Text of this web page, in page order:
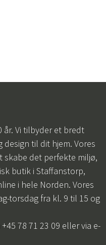
år. Vi tilbyder et bredt
til dit hjem. Vores
skabe det perfekte miljø,
butik i Staffanstorp,
i hele Norden. Vores
torsdag fra kl. 9 til 15 og
78 71 23 09 eller via e-